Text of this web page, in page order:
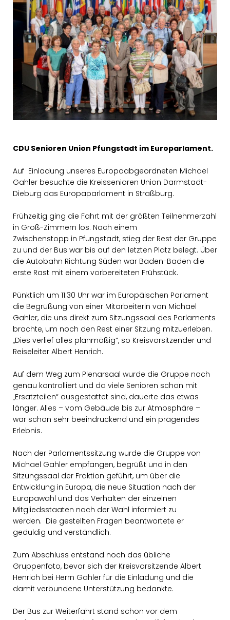
CDU Senioren Union Pfungstadt im Europarlament.
Auf Einladung unseres Europaabgeordneten Michael
Gahler besuchte die Kreissenioren Union Darmstadt-
Dieburg das Europaparlament in Straßburg.
Frühzeitig ging die Fahrt mit der größten Teilnehmerzahl
in Groß-Zimmern los. Nach einem
Zwischenstopp in Pfungstadt, stieg der Rest der Gruppe
zu und der Bus war bis auf den letzten Platz belegt. Über
die Autobahn Richtung Süden war Baden-Baden die
erste Rast mit einem vorbereiteten Frühstück.
Pünktlich um 11:30 Uhr war im Europäischen Parlament
die Begrüßung von einer Mitarbeiterin von Michael
Gahler, die uns direkt zum Sitzungssaal des Parlaments
brachte, um noch den Rest einer Sitzung mitzuerleben.
Dies verlief alles planmäßig“, so Kreisvorsitzender und
Reiseleiter Albert Henrich.
Auf dem Weg zum Plenarsaal wurde die Gruppe noch
genau kontrolliert und da viele Senioren schon mit
Ersatzteilen“ ausgestattet sind, dauerte das etwas
länger. Alles – vom Gebäude bis zur Atmosphäre –
war schon sehr beeindruckend und ein prägendes
Erlebnis.
Nach der Parlamentssitzung wurde die Gruppe von
Michael Gahler empfangen, begrüßt und in den
Sitzungssaal der Fraktion geführt, um über die
Entwicklung in Europa, die neue Situation nach der
Europawahl und das Verhalten der einzelnen
Mitgliedsstaaten nach der Wahl informiert zu
werden. Die gestellten Fragen beantwortete er
geduldig und verständlich.
Zum Abschluss entstand noch das übliche
Gruppenfoto, bevor sich der Kreisvorsitzende Albert
Henrich bei Herrn Gahler für die Einladung und die
damit verbundene Unterstützung bedankte.
Der Bus zur Weiterfahrt stand schon vor dem